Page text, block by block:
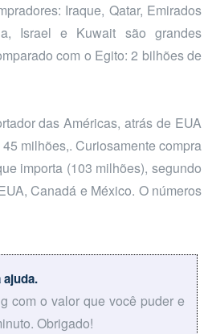
Iraque, Qatar, Emirados
Israel e Kuwait são grandes
com o Egito: 2 bilhões de
das Américas, atrás de EUA
milhões,. Curiosamente compra
importa (103 milhões), segundo
Canadá e México. O números
ajuda.
com o valor que você puder e
Obrigado!